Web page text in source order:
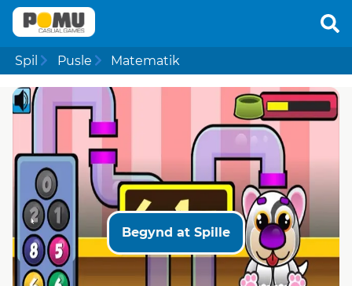
Spil Pusle Matematik
Begynd at Spille